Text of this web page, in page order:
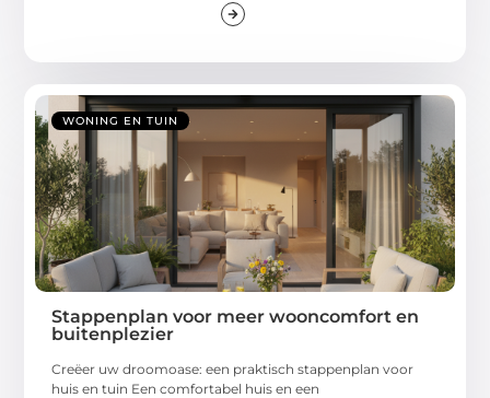
WONING EN TUIN
Stappenplan voor meer wooncomfort en
buitenplezier
Creëer uw droomoase: een praktisch stappenplan voor
huis en tuin Een comfortabel huis en een